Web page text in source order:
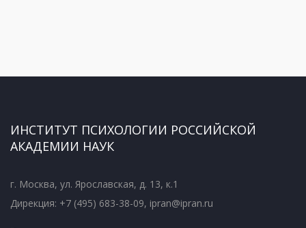
ИНСТИТУТ ПСИХОЛОГИИ РОССИЙСКОЙ
АКАДЕМИИ НАУК
г. Москва, ул. Ярославская, д. 13, к.1
Дирекция: +7 (495) 683-38-09, ipran@ipran.ru